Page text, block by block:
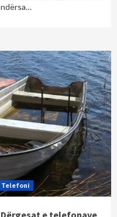
ndërsa…
Telefoni
Dërgesat e telefonave